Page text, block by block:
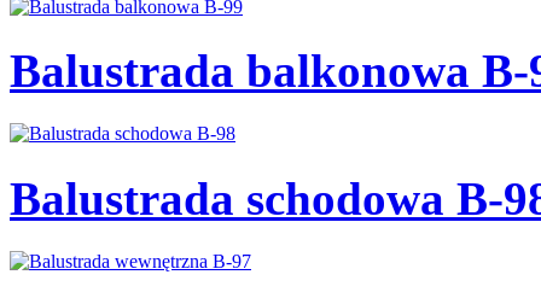
Balustrada balkonowa B-
Balustrada schodowa B-